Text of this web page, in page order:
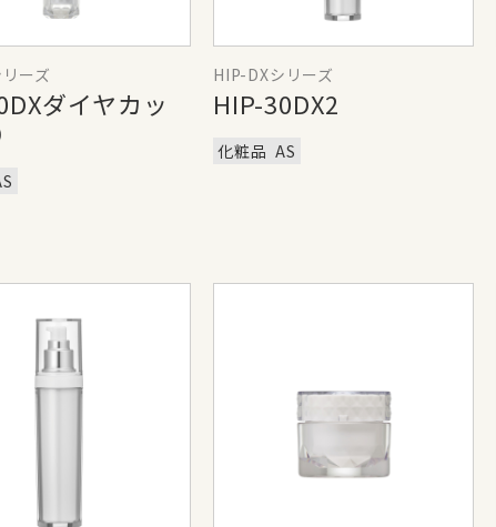
ーズ
ダイヤカッ
HIP-DXシリーズ
HIP-30DX2
化粧品 AS